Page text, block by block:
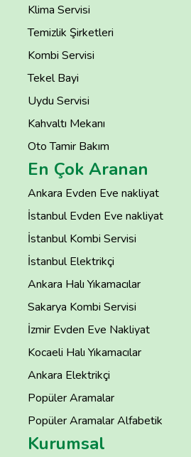
Klima Servisi
Temizlik Şirketleri
Kombi Servisi
Tekel Bayi
Uydu Servisi
Kahvaltı Mekanı
Oto Tamir Bakım
En Çok Aranan
Ankara Evden Eve nakliyat
İstanbul Evden Eve nakliyat
İstanbul Kombi Servisi
İstanbul Elektrikçi
Ankara Halı Yıkamacılar
Sakarya Kombi Servisi
İzmir Evden Eve Nakliyat
Kocaeli Halı Yıkamacılar
Ankara Elektrikçi
Popüler Aramalar
Popüler Aramalar Alfabetik
Kurumsal